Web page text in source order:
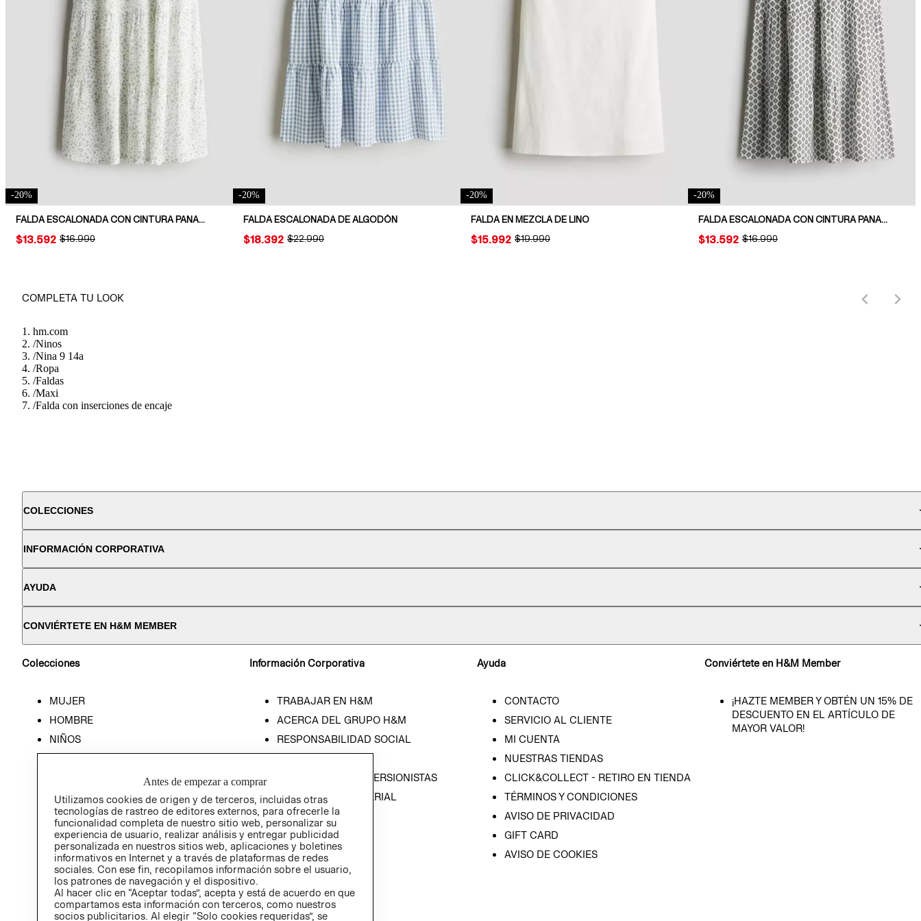
-20%
FALDA ESCALONADA CON CINTURA PANAL DE ABEJA
ORIGINAL PRICE:
$16.990
PRICE:
$13.592
-20%
FALDA ESCALONADA DE ALGODÓN
ORIGINAL PRICE:
$22.990
PRICE:
$18.392
-20%
FALDA EN MEZCLA DE LINO
ORIGINAL PRICE:
$19.990
PRICE:
$15.992
-20%
FALDA ESCALONADA CON CINTURA PANAL DE ABEJA
ORIGINAL PRICE:
$16.990
PRICE:
$13.592
COMPLETA TU LOOK
hm.com
/Ninos
/Nina 9 14a
/Ropa
/Faldas
/Maxi
/Falda con inserciones de encaje
COLECCIONES
INFORMACIÓN CORPORATIVA
AYUDA
CONVIÉRTETE EN H&M MEMBER
Colecciones
MUJER
HOMBRE
NIÑOS
Información Corporativa
TRABAJAR EN H&M
ACERCA DEL GRUPO H&M
RESPONSABILIDAD SOCIAL
RELACIÓN CON INVERSIONISTAS
POLÍTICA EMPRESARIAL
Ayuda
CONTACTO
SERVICIO AL CLIENTE
MI CUENTA
NUESTRAS TIENDAS
CLICK&COLLECT - RETIRO EN TIENDA
TÉRMINOS Y CONDICIONES
AVISO DE PRIVACIDAD
GIFT CARD
AVISO DE COOKIES
Conviértete en H&M Member
¡HAZTE MEMBER Y OBTÉN UN 15% DE
DESCUENTO EN EL ARTÍCULO DE
MAYOR VALOR!
Antes de empezar a comprar
Utilizamos cookies de origen y de terceros, incluidas otras
tecnologías de rastreo de editores externos, para ofrecerle la
funcionalidad completa de nuestro sitio web, personalizar su
experiencia de usuario, realizar análisis y entregar publicidad
personalizada en nuestros sitios web, aplicaciones y boletines
informativos en Internet y a través de plataformas de redes
sociales. Con ese fin, recopilamos información sobre el usuario,
los patrones de navegación y el dispositivo.
Al hacer clic en “Aceptar todas”, acepta y está de acuerdo en que
compartamos esta información con terceros, como nuestros
socios publicitarios. Al elegir “Solo cookies requeridas”, se